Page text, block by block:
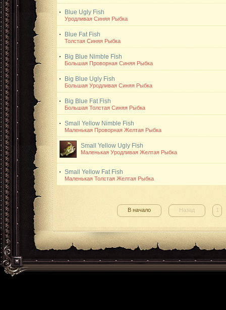
Blue Ugly Fish
Уродливая Синяя Рыбка
Blue Fat Fish
Толстая Синяя Рыбка
Big Blue Nimble Fish
Большая Проворная Синяя Рыбка
Big Blue Ugly Fish
Большая Уродливая Синяя Рыбка
Big Blue Fat Fish
Большая Толстая Синяя Рыбка
Small Yellow Nimble Fish
Маленькая Проворная Желтая Рыбка
Small Yellow Ugly Fish
Маленькая Уродливая Желтая Рыбка
Small Yellow Fat Fish
Маленькая Толстая Желтая Рыбка
В начало Назад 1